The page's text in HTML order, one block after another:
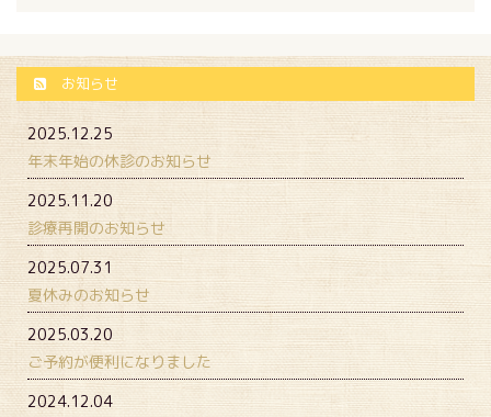
お知らせ
2025.12.25
年末年始の休診のお知らせ
2025.11.20
診療再開のお知らせ
2025.07.31
夏休みのお知らせ
2025.03.20
ご予約が便利になりました
2024.12.04